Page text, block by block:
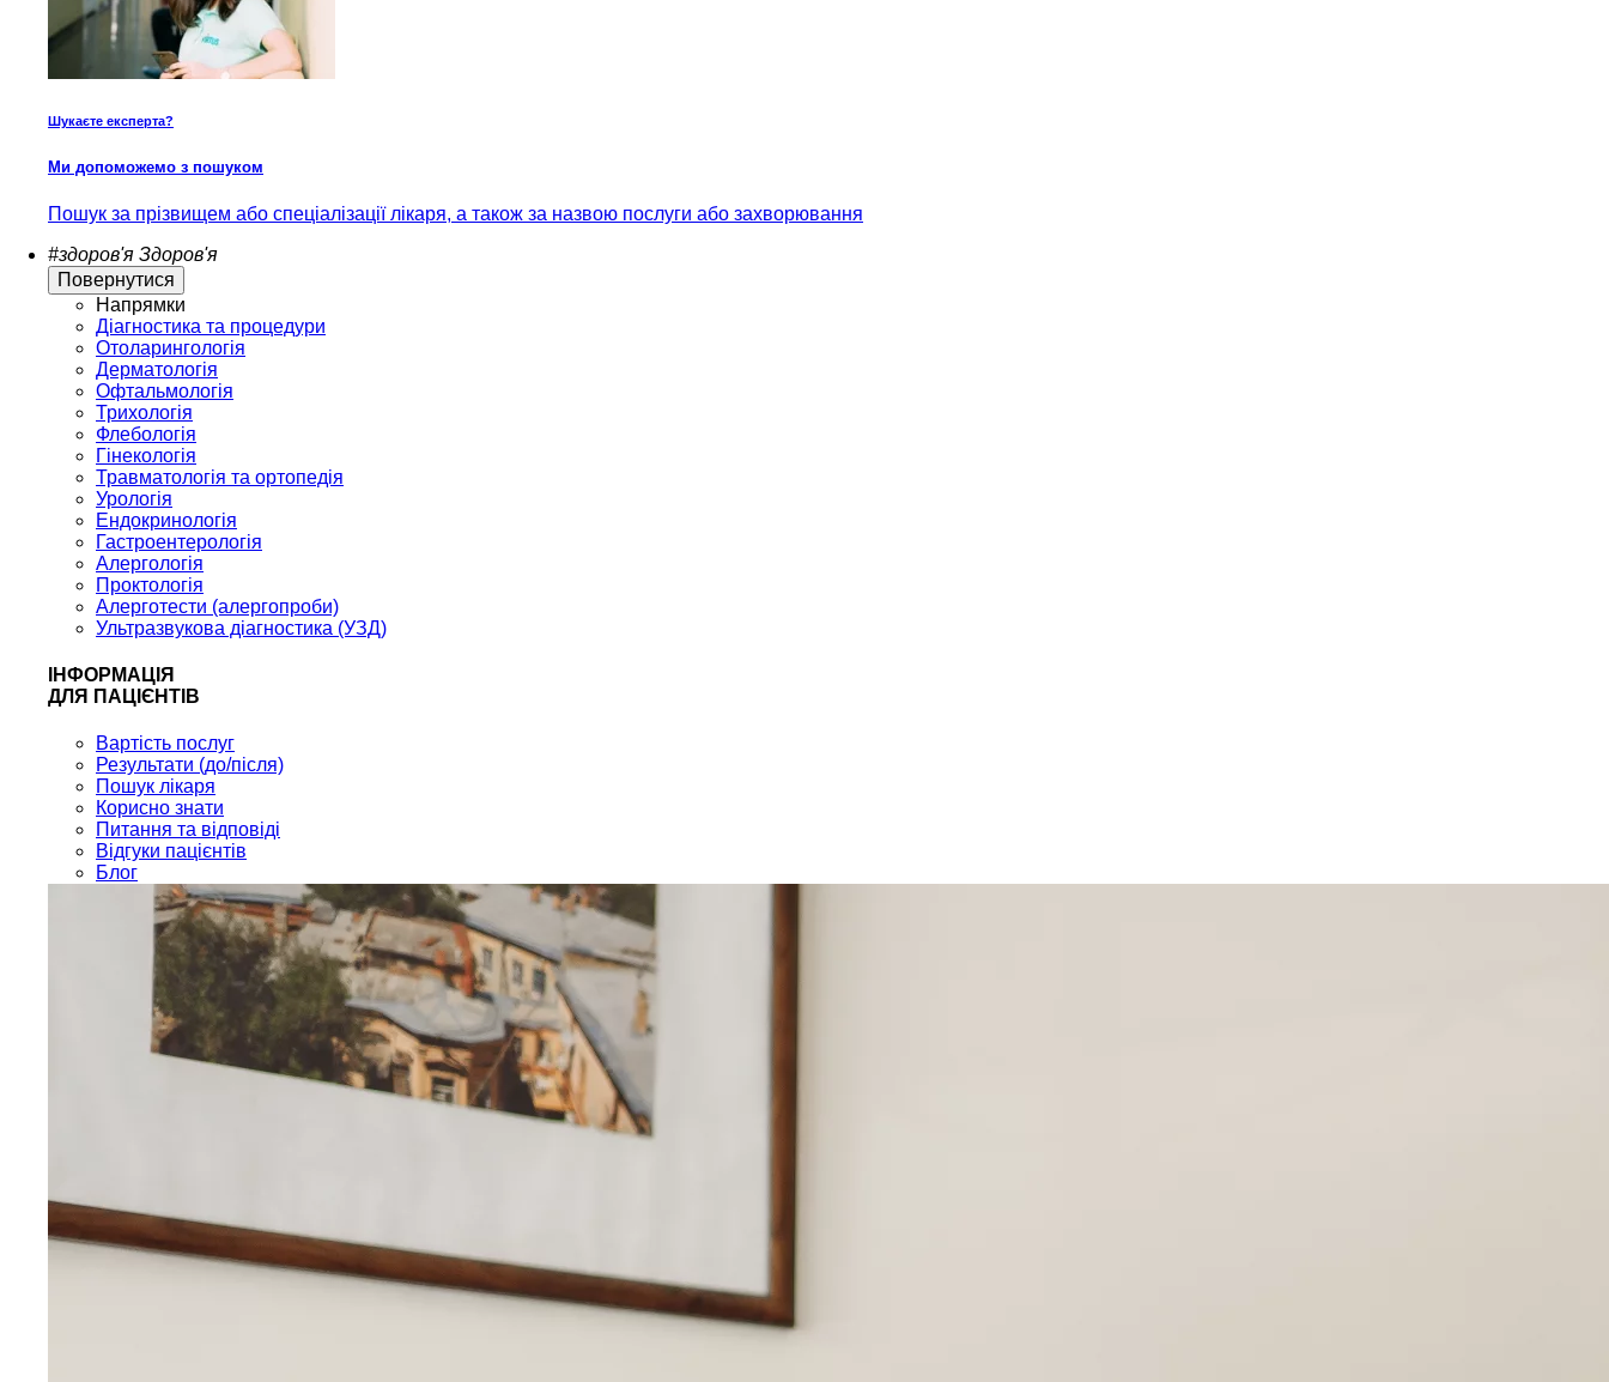
Шукаєте експерта?
Ми допоможемо з пошуком
Пошук за прізвищем або спеціалізації лікаря, а також за назвою послуги або захворювання
#здоров'я Здоров'я
Повернутися
Напрямки
Діагностика та процедури
Отоларингологія
Дерматологія
Офтальмологія
Трихологія
Флебологія
Гінекологія
Травматологія та ортопедія
Урологія
Ендокринологія
Гастроентерологія
Алергологія
Проктологія
Алерготести (алергопроби)
Ультразвукова діагностика (УЗД)
ІНФОРМАЦІЯ
ДЛЯ ПАЦІЄНТІВ
Вартість послуг
Результати (до/після)
Пошук лікаря
Корисно знати
Питання та відповіді
Відгуки пацієнтів
Блог